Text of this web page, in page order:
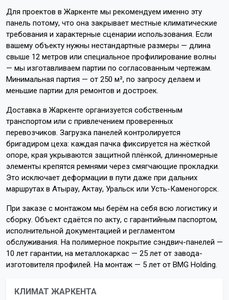
Для проектов в Жаркенте мы рекомендуем именно эту
панель потому, что она закрывает местные климатические
требования и характерные сценарии использования. Если
вашему объекту нужны нестандартные размеры — длина
свыше 12 метров или специальное профилирование волны
— мы изготавливаем партии по согласованным чертежам.
Минимальная партия — от 250 м², по запросу делаем и
меньшие партии для ремонтов и достроек.
Доставка в Жаркенте организуется собственным
транспортом или с привлечением проверенных
перевозчиков. Загрузка панелей контролируется
бригадиром цеха: каждая пачка фиксируется на жёсткой
опоре, края укрываются защитной плёнкой, длинномерные
элементы крепятся ремнями через смягчающие прокладки.
Это исключает деформации в пути даже при дальних
маршрутах в Атырау, Актау, Уральск или Усть-Каменогорск.
При заказе с монтажом мы берём на себя всю логистику и
сборку. Объект сдаётся по акту, с гарантийным паспортом,
исполнительной документацией и регламентом
обслуживания. На полимерное покрытие сэндвич-панелей —
10 лет гарантии, на металлокаркас — 25 лет от завода-
изготовителя профилей. На монтаж — 5 лет от BMG Holding.
КЛИМАТ ЖАРКЕНТА